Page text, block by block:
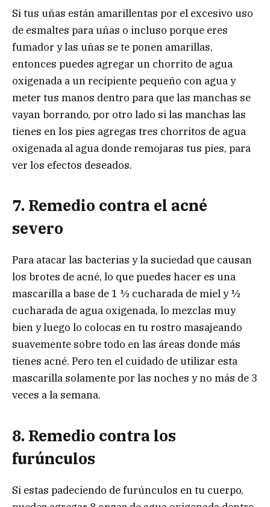
Si tus uñas están amarillentas por el excesivo uso
de esmaltes para uñas o incluso porque eres
fumador y las uñas se te ponen amarillas,
entonces puedes agregar un chorrito de agua
oxigenada a un recipiente pequeño con agua y
meter tus manos dentro para que las manchas se
vayan borrando, por otro lado si las manchas las
tienes en los pies agregas tres chorritos de agua
oxigenada al agua donde remojaras tus pies, para
ver los efectos deseados.
7. Remedio contra el acné
severo
Para atacar las bacterias y la suciedad que causan
los brotes de acné, lo que puedes hacer es una
mascarilla a base de 1 ½ cucharada de miel y ½
cucharada de agua oxigenada, lo mezclas muy
bien y luego lo colocas en tu rostro masajeando
suavemente sobre todo en las áreas donde más
tienes acné. Pero ten el cuidado de utilizar esta
mascarilla solamente por las noches y no más de 3
veces a la semana.
8. Remedio contra los
furúnculos
Si estas padeciendo de furúnculos en tu cuerpo,